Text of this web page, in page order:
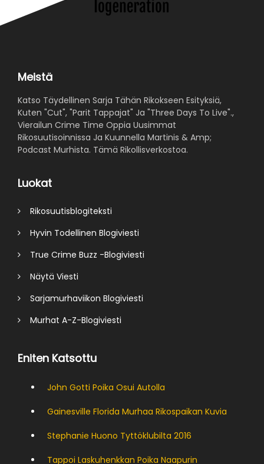
Meistä
Katso Täydellinen Sarja Tähän Rikokseen Esityksiä,
Kuten "Cut", "Parit Tappajat" Ja "Three Days To Live".,
Vierailun Crime Time Oppia Uusimmat
Rikosuutisoinnissa Ja Kuunnella Martinis & Amp;
Podcast Murhista. Tämä Rikollisverkostoa.
Luokat
Rikosuutisblogiteksti
Hyvin Todellinen Blogiviesti
True Crime Buzz -Blogiviesti
Näytä Viesti
Sarjamurhaviikon Blogiviesti
Murhat A-Z-Blogiviesti
Eniten Katsottu
John Gotti Poika Osui Autolla
Gainesville Florida Murhaa Rikospaikan Kuvia
Stephanie Huono Tyttöklubilta 2016
Tappoi Laskuhenkkan Poika Naapurin